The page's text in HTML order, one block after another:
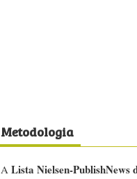
Metodologia
A Lista Nielsen-PublishNews